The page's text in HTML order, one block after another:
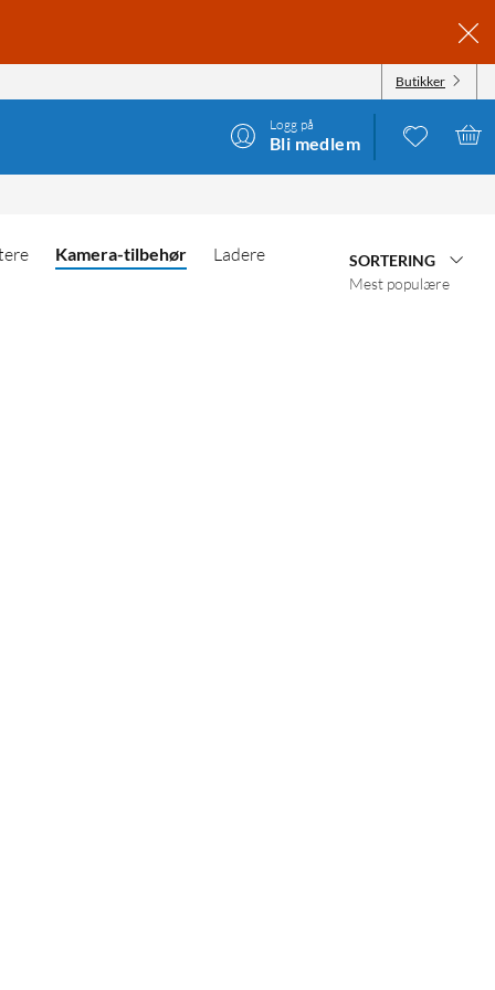
Butikker
Logg på
Bli medlem
Kamera-tilbehør
Ladere
SORTERING
Mest populære